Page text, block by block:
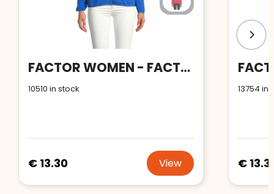
FACTOR WOMEN - FACTOR women fl jacket 280
10510 in stock
€ 13.30 View
13754 in
€